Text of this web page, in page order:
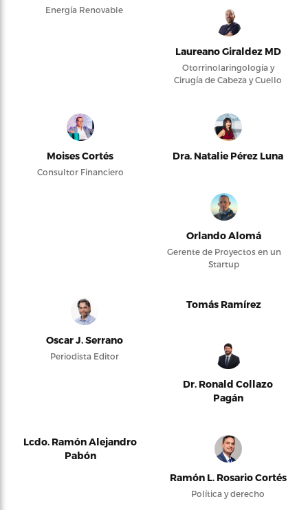
Energía Renovable
Laureano Giraldez MD
Otorrinolaringología y
Cirugía de Cabeza y Cuello
Moises Cortés
Consultor Financiero
Dra. Natalie Pérez Luna
Orlando Alomá
Gerente de Proyectos en un
Startup
Oscar J. Serrano
Periodista Editor
Tomás Ramírez
Dr. Ronald Collazo
Pagán
Lcdo. Ramón Alejandro
Pabón
Ramón L. Rosario Cortés
Política y derecho